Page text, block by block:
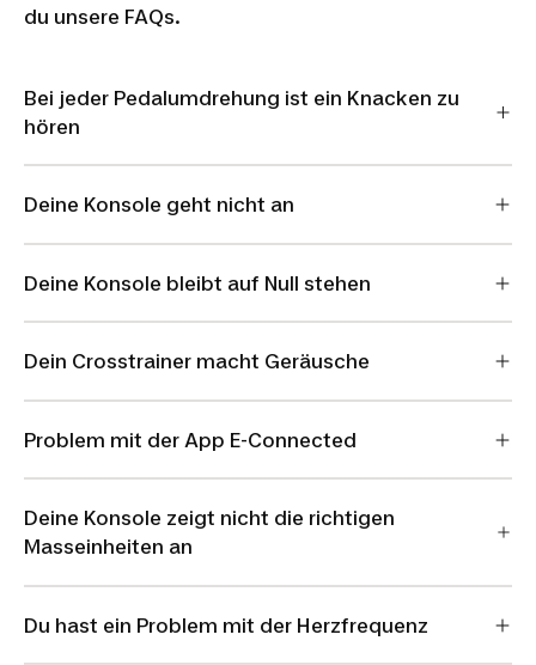
du unsere FAQs.
Bei jeder Pedalumdrehung ist ein Knacken zu
hören
Deine Konsole geht nicht an
Deine Konsole bleibt auf Null stehen
Dein Crosstrainer macht Geräusche
Problem mit der App E-Connected
Deine Konsole zeigt nicht die richtigen
Masseinheiten an
Du hast ein Problem mit der Herzfrequenz